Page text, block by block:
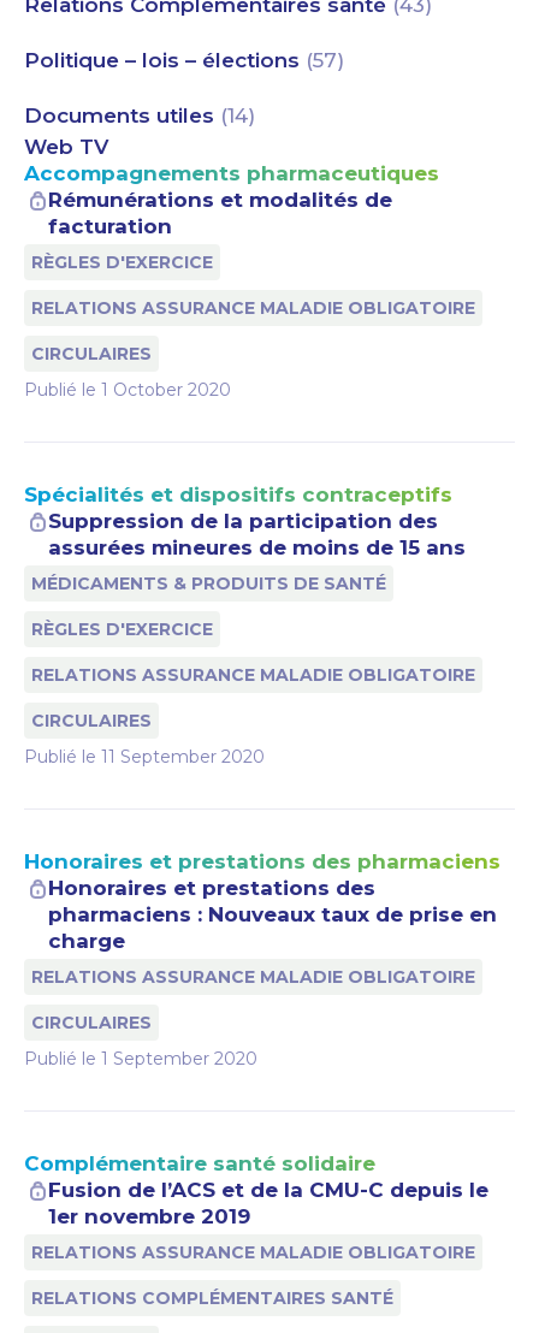
Relations Complémentaires santé (43)
Politique – lois – élections (57)
Documents utiles (14)
Web TV
Accompagnements pharmaceutiques
Rémunérations et modalités de
facturation
RÈGLES D'EXERCICE
RELATIONS ASSURANCE MALADIE OBLIGATOIRE
CIRCULAIRES
Publié le 1 October 2020
Spécialités et dispositifs contraceptifs
Suppression de la participation des
assurées mineures de moins de 15 ans
MÉDICAMENTS & PRODUITS DE SANTÉ
RÈGLES D'EXERCICE
RELATIONS ASSURANCE MALADIE OBLIGATOIRE
CIRCULAIRES
Publié le 11 September 2020
Honoraires et prestations des pharmaciens
Honoraires et prestations des
pharmaciens : Nouveaux taux de prise en
charge
RELATIONS ASSURANCE MALADIE OBLIGATOIRE
CIRCULAIRES
Publié le 1 September 2020
Complémentaire santé solidaire
Fusion de l’ACS et de la CMU-C depuis le
1er novembre 2019
RELATIONS ASSURANCE MALADIE OBLIGATOIRE
RELATIONS COMPLÉMENTAIRES SANTÉ